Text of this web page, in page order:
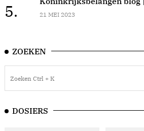
5. 21 MEI 2023
ZOEKEN
DOSIERS